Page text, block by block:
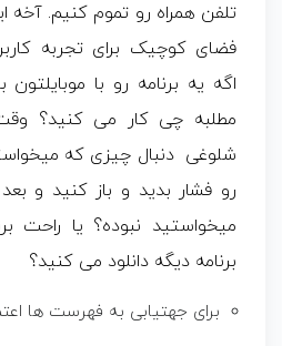
تلفن همراه رو تموم کنیم.
فضای کوچیک برای تجربه
اگه یه برنامه رو با موبایلتون
مطلبه چی کار می کنید؟
رو فشار بدید و باز کنید و
میخواستید نبوده؟ یا راحت
برنامه دیگه دانلود می کنید؟
برای جهتیابی به فهرست ها